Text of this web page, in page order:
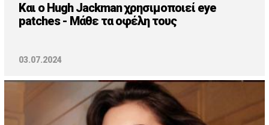
Και ο Hugh Jackman χρησιμοποιεί eye
patches - Μάθε τα οφέλη τους
03.07.2024